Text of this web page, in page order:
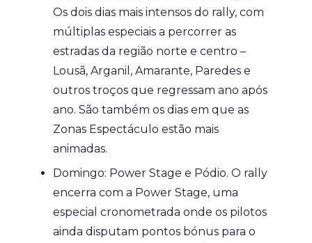
Os dois dias mais intensos do rally, com
múltiplas especiais a percorrer as
estradas da região norte e centro –
Lousã, Arganil, Amarante, Paredes e
outros troços que regressam ano após
ano. São também os dias em que as
Zonas Espectáculo estão mais
animadas.
Domingo: Power Stage e Pódio. O rally
encerra com a Power Stage, uma
especial cronometrada onde os pilotos
ainda disputam pontos bónus para o